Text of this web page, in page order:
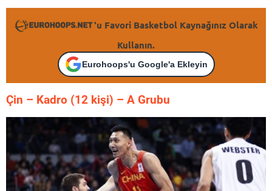
'u Favori Basketbol Kaynağınız Olarak
Kullanın.
Eurohoops'u Google'a Ekleyin
Çin – Kadro (12 kişi) – A Grubu